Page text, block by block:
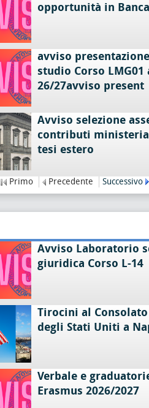
opportunità in
avviso
studio Corso LMG01
26/27avviso present
Avviso selezione
contributi
tesi estero
Primo Precedente Successivo
Avviso Laboratorio
giuridica Corso L-14
Tirocini al
degli Stati Uniti a
Verbale e
Erasmus 2026/2027